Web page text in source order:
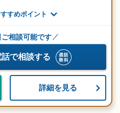
すめポイント
相談可能です
で相談する
詳細を見る